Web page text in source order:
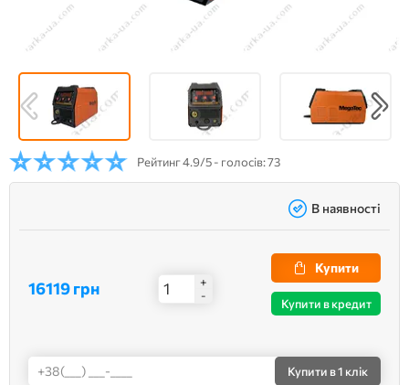
Рейтинг4.9/5 - голосів: 73
В наявності
16119 грн
+
-
Купити
Купити в кредит
Купити в 1 клік